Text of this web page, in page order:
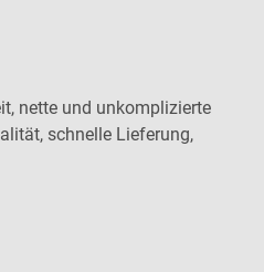
nette und unkomplizierte
schnelle Lieferung,